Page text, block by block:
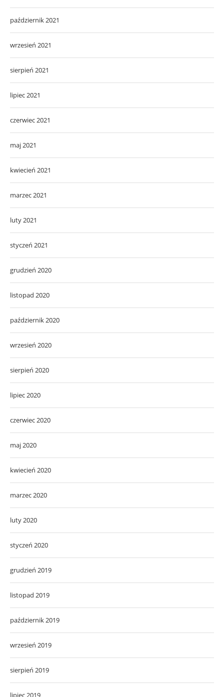
październik 2021
wrzesień 2021
sierpień 2021
lipiec 2021
czerwiec 2021
maj 2021
kwiecień 2021
marzec 2021
luty 2021
styczeń 2021
grudzień 2020
listopad 2020
październik 2020
wrzesień 2020
sierpień 2020
lipiec 2020
czerwiec 2020
maj 2020
kwiecień 2020
marzec 2020
luty 2020
styczeń 2020
grudzień 2019
listopad 2019
październik 2019
wrzesień 2019
sierpień 2019
lipiec 2019